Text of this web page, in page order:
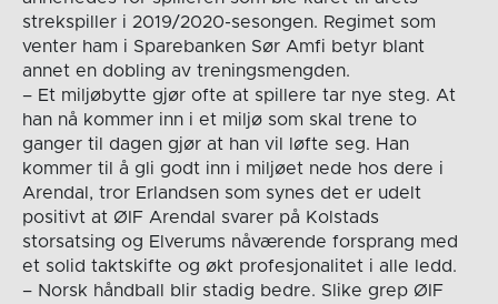
strekspiller i 2019/2020-sesongen. Regimet som
venter ham i Sparebanken Sør Amfi betyr blant
annet en dobling av treningsmengden.
– Et miljøbytte gjør ofte at spillere tar nye steg. At
han nå kommer inn i et miljø som skal trene to
ganger til dagen gjør at han vil løfte seg. Han
kommer til å gli godt inn i miljøet nede hos dere i
Arendal, tror Erlandsen som synes det er udelt
positivt at ØIF Arendal svarer på Kolstads
storsatsing og Elverums nåværende forsprang med
et solid taktskifte og økt profesjonalitet i alle ledd.
– Norsk håndball blir stadig bedre. Slike grep ØIF